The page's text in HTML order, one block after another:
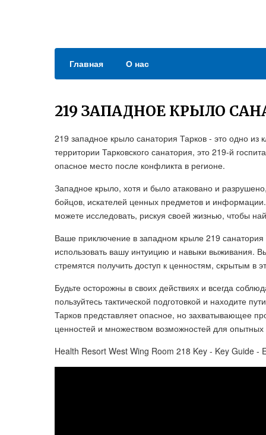
Главная О нас
219 ЗАПАДНОЕ КРЫЛО
219 западное крыло санатория Тарков - это одно
территории Тарковского санатория, это 219-й
опасное место после конфликта в регионе.
Западное крыло, хотя и было атаковано и
бойцов, искателей ценных предметов и
можете исследовать, рискуя своей жизнью, чтобы
Ваше приключение в западном крыле 219
использовать вашу интуицию и навыки выживания.
стремятся получить доступ к ценностям, скрытым в
Будьте осторожны в своих действиях и всегда
пользуйтесь тактической подготовкой и находите
Тарков представляет опасное, но захватывающее
ценностей и множеством возможностей для
Health Resort West Wing Room 218 Key - Key Guide -